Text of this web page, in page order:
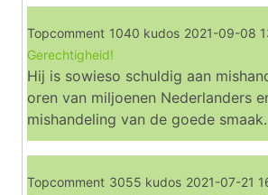
Topcomment 1040 kudos 2021-09-08
Gerechtigheid!
Hij is sowieso schuldig aan
oren van miljoenen Nederlanders
mishandeling van de goede smaak.
Topcomment 3055 kudos 2021-07-21